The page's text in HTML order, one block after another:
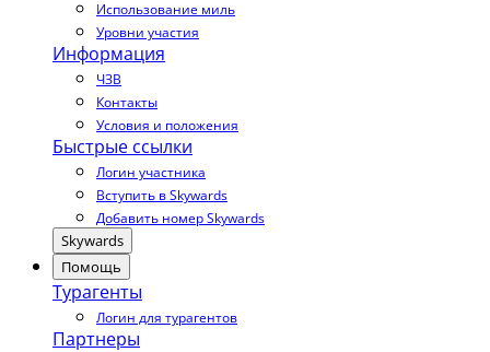
Использование миль
Уровни участия
Информация
ЧЗВ
Контакты
Условия и положения
Быстрые ссылки
Логин участника
Вступить в Skywards
Добавить номер Skywards
Skywards
Помощь
Турагенты
Логин для турагентов
Партнеры